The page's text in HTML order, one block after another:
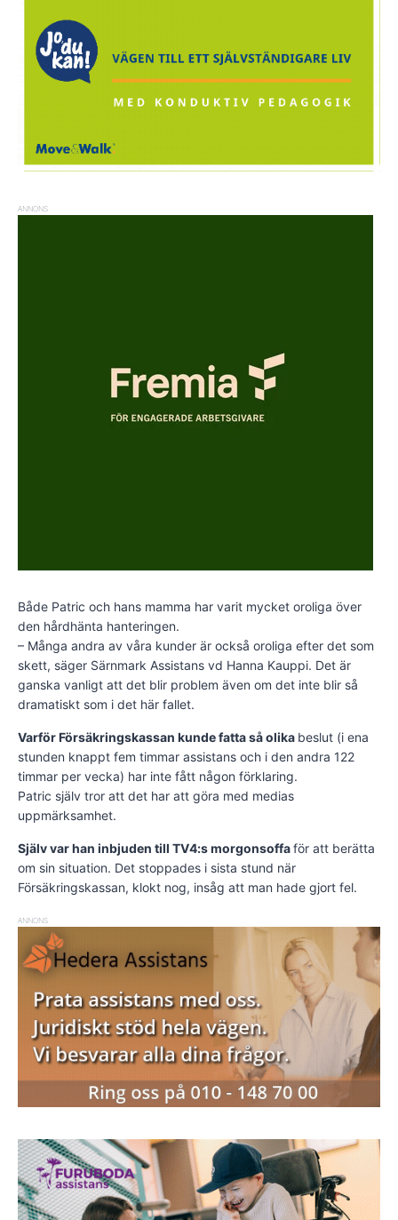
ANNONS
Både Patric och hans mamma har varit mycket oroliga över
den hårdhänta hanteringen.
– Många andra av våra kunder är också oroliga efter det som
skett, säger Särnmark Assistans vd Hanna Kauppi. Det är
ganska vanligt att det blir problem även om det inte blir så
dramatiskt som i det här fallet.
Varför Försäkringskassan kunde fatta så olika beslut (i ena
stunden knappt fem timmar assistans och i den andra 122
timmar per vecka) har inte fått någon förklaring.
Patric själv tror att det har att göra med medias
uppmärksamhet.
Själv var han inbjuden till TV4:s morgonsoffaför att berätta
om sin situation. Det stoppades i sista stund när
Försäkringskassan, klokt nog, insåg att man hade gjort fel.
ANNONS